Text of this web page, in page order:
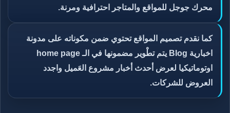
محرك جوجل للمواقع والمتاجر احترافية ومرنة.
كما نقدم تصميم المواقع تحتوي ضمن مكوناته على مدونة
اخبارية Blog يتم تطْوير مضمونها في الـ home page
اوتوماتيكيا لعرض أحدث أخبار مشروع العَميل واجدد
العروض للشركات.